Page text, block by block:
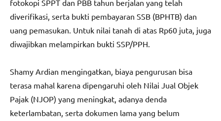
fotokopi SPPT dan PBB tahun berjalan yang telah
diverifikasi, serta bukti pembayaran SSB (BPHTB) dan
uang pemasukan. Untuk nilai tanah di atas Rp60 juta, juga
diwajibkan melampirkan bukti SSP/PPH.
Shamy Ardian mengingatkan, biaya pengurusan bisa
terasa mahal karena dipengaruhi oleh Nilai Jual Objek
Pajak (NJOP) yang meningkat, adanya denda
keterlambatan, serta dokumen lama yang belum